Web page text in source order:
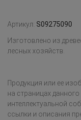
Артикул: S09275090
Изготовлено из
лесных хозяйств.
Продукция или ее
на страницах
интеллектуальной
ссылки и описания